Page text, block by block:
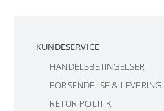
KUNDESERVICE
HANDELSBETINGELSER
FORSENDELSE & LEVERING
RETUR POLITIK